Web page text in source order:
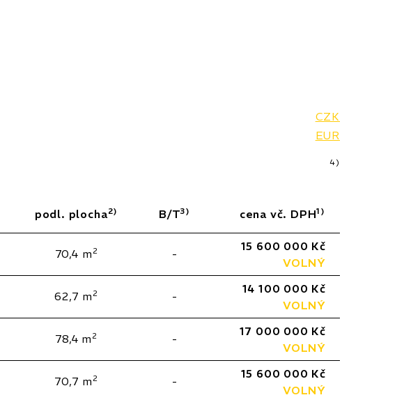
CZK
EUR
4)
podl. plocha2) B/T3) cena vč. DPH1)
70,4 m 2 -
15 600 000 Kč
VOLNÝ
62,7 m 2 -
14 100 000 Kč
VOLNÝ
78,4 m 2 -
17 000 000 Kč
VOLNÝ
70,7 m 2 -
15 600 000 Kč
VOLNÝ